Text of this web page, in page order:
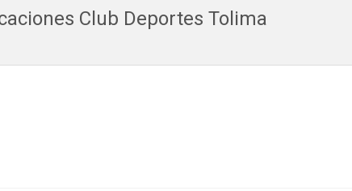
Club Deportes Tolima